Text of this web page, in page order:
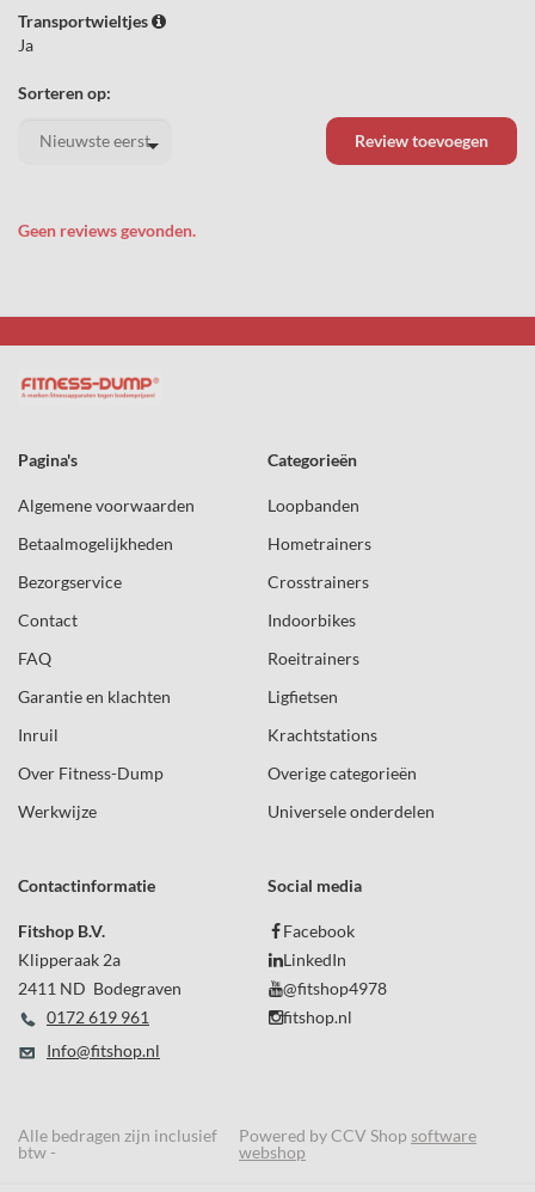
Transportwieltjes
Ja
Sorteren op:
Review toevoegen
Geen reviews gevonden.
Pagina's
Algemene voorwaarden
Betaalmogelijkheden
Bezorgservice
Contact
FAQ
Garantie en klachten
Inruil
Over Fitness-Dump
Werkwijze
Categorieën
Loopbanden
Hometrainers
Crosstrainers
Indoorbikes
Roeitrainers
Ligfietsen
Krachtstations
Overige categorieën
Universele onderdelen
Contactinformatie
Fitshop B.V.
Klipperaak 2a
2411 ND Bodegraven
0172 619 961
Info@fitshop.nl
Social media
Facebook
LinkedIn
@fitshop4978
fitshop.nl
Alle bedragen zijn inclusief
btw -
Powered by CCV Shop software
webshop